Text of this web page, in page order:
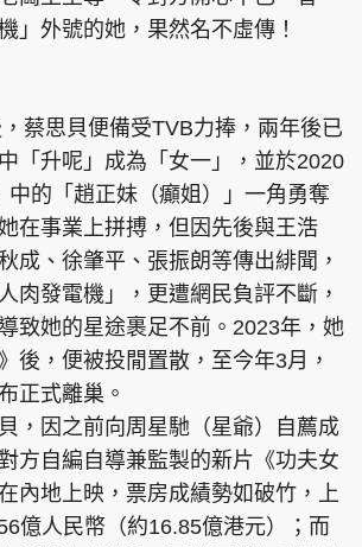
」外號的她，果然名不虛傳！
蔡思貝便備受TVB力捧，兩年後已
「升呢」成為「女一」，並於2020
中的「趙正妹（癲姐）」一角勇奪
在事業上拼搏，但因先後與王浩
成、徐肇平、張振朗等傳出緋聞，
肉發電機」，更遭網民負評不斷，
致她的星途裹足不前。2023年，她
後，便被投閒置散，至今年3月，
正式離巢。
，因之前向周星馳（星爺）自薦成
方自編自導兼監製的新片《功夫女
內地上映，票房成績勢如破竹，上
億人民幣（約16.85億港元）；而